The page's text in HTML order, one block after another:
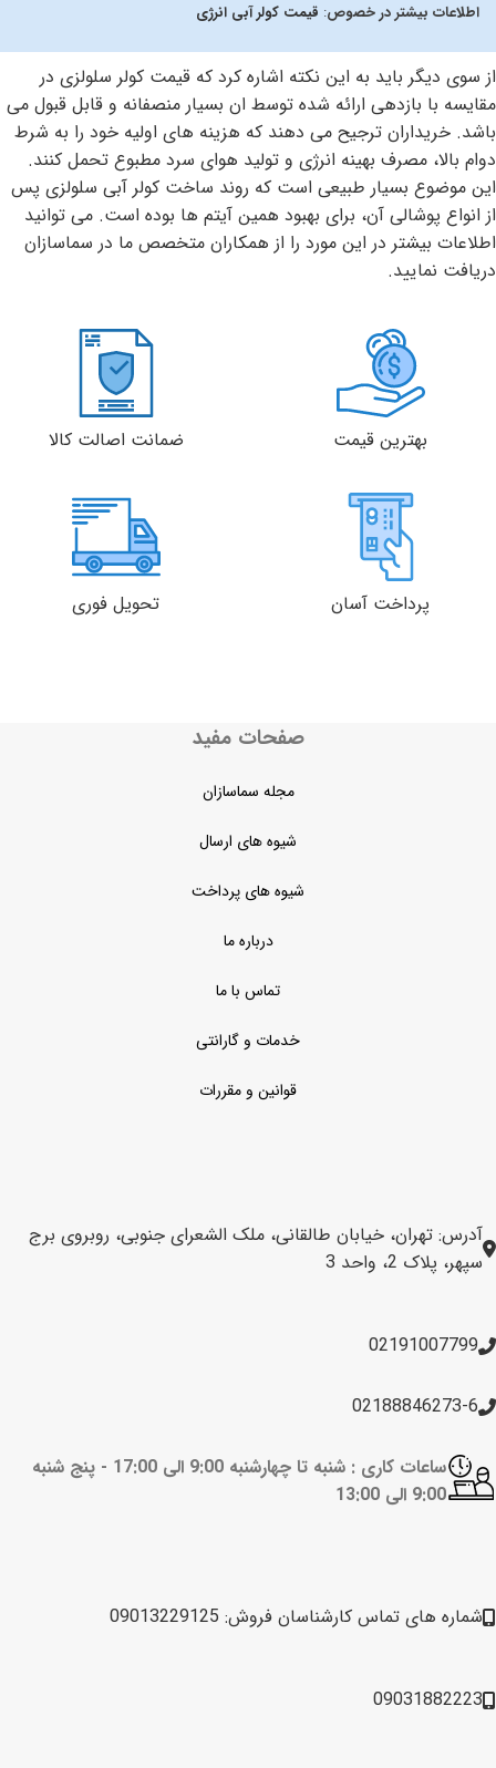
اطلاعات بیشتر در خصوص: قیمت کولر آبی انرژی
از سوی دیگر باید به این نکته اشاره کرد که قیمت کولر سلولزی در
مقایسه با بازدهی ارائه شده توسط ان بسیار منصفانه و قابل قبول می
باشد. خریداران ترجیح می دهند که هزینه های اولیه خود را به شرط
دوام بالا، مصرف بهینه انرژی و تولید هوای سرد مطبوع تحمل کنند.
این موضوع بسیار طبیعی است که روند ساخت کولر آبی سلولزی پس
از انواع پوشالی آن، برای بهبود همین آیتم ها بوده است. می توانید
اطلاعات بیشتر در این مورد را از همکاران متخصص ما در سماسازان
دریافت نمایید.
ضمانت اصالت کالا بهترین قیمت
تحویل فوری پرداخت آسان
صفحات مفید
مجله سماسازان
شیوه های ارسال
شیوه های پرداخت
درباره ما
تماس با ما
خدمات و گارانتی
قوانین و مقررات
آدرس: تهران، خیابان طالقانی، ملک الشعرای جنوبی، روبروی برج
سپهر، پلاک 2، واحد 3
02191007799
02188846273-6
ساعات کاری : شنبه تا چهارشنبه 9:00 الی 17:00 -
پنج شنبه
9:00 الی 13:00
شماره های تماس کارشناسان فروش: 09013229125
09031882223